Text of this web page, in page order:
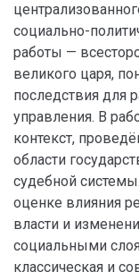
социально-
работы —
великого царя,
последствия для
управления. В
контекст,
области
судебной
оценке влияния
власти и
социальными
классическая и